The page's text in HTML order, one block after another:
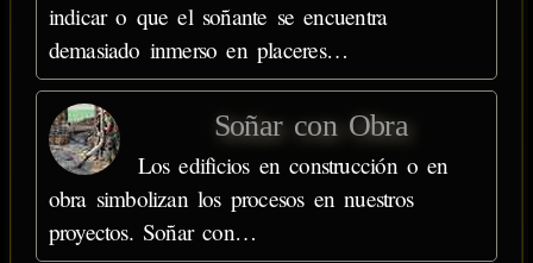
indicar o que el soñante se encuentra
demasiado inmerso en placeres…
Soñar con Obra
Los edificios en construcción o en
obra simbolizan los procesos en nuestros
proyectos. Soñar con…